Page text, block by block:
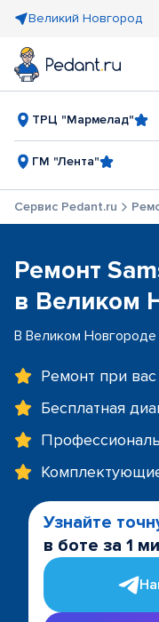
Великий Новгород
ТРЦ "Мармелад"
ГМ "Лента"
Сервис Pedant.ru
Ремонт
в Великом
В Великом Новгороде
Ремонт при
Бесплатная
Узнайте
в боте за 1